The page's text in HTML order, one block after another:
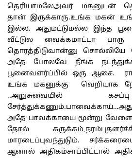
தெரியாமலேஅவர் மகனுடன்
தான் இருக்காரு.உங்க மகன்
இல்ல. அதுமட்டுமல்ல இந்த
வீட்டுல வைக்கமாட்டா
தொரத்திடுவான்னு சொல்லியே
அதே போலவே நீங்க
பூனைவளர்ப்பில் ஒரு ஆசை.
உங்க மகனுக்கு வெறியாக
..அறுசுவையில்
அதே பாவக்காயை மூன்று
தோல்
மாரடைப்புவந்துடும்.
ஆனால் அதிகம்சாப்பிட்டால்